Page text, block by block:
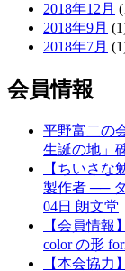
2018年12月
2018年9月
2018年7月
会員情報
平野富二の
生誕の地」
【ちいさ
製作者 ──
04日 朗文堂
【会員情報
color の形
【本会協力